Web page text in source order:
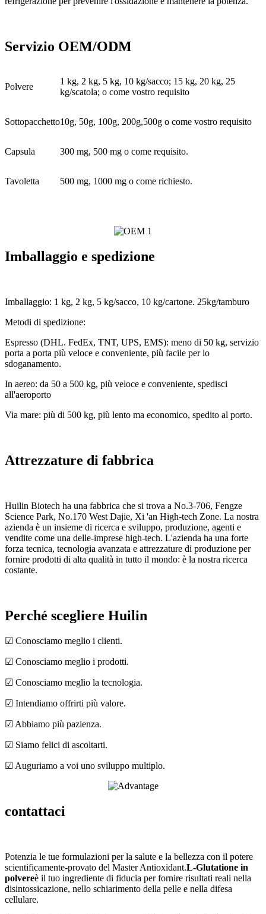
Servizio OEM/ODM
Polvere
1 kg, 2 kg, 5 kg, 10 kg/sacco; 15 kg, 20 kg, 25
kg/scatola; o come vostro requisito
Sottopacchetto10g, 50g, 100g, 200g,500g o come vostro requisito
Capsula 300 mg, 500 mg o come requisito.
Tavoletta 500 mg, 1000 mg o come richiesto.
Imballaggio e spedizione
Imballaggio: 1 kg, 2 kg, 5 kg/sacco, 10 kg/cartone. 25kg/tamburo
Metodi di spedizione:
Espresso (DHL. FedEx, TNT, UPS, EMS): meno di 50 kg, servizio
porta a porta più veloce e conveniente, più facile per lo
sdoganamento.
In aereo: da 50 a 500 kg, più veloce e conveniente, spedisci
all'aeroporto
Via mare: più di 500 kg, più lento ma economico, spedito al porto.
Attrezzature di fabbrica
Huilin Biotech ha una fabbrica che si trova a No.3-706, Fengze
Science Park, No.170 West Dajie, Xi 'an High-tech Zone. La nostra
azienda è un insieme di ricerca e sviluppo, produzione, agenti e
vendite come una delle-imprese high-tech. L'azienda ha una forte
forza tecnica, tecnologia avanzata e attrezzature di produzione per
fornire prodotti di alta qualità in tutto il mondo: è la nostra ricerca
costante.
Perché scegliere Huilin
☑ Conosciamo meglio i clienti.
☑ Conosciamo meglio i prodotti.
☑ Conosciamo meglio la tecnologia.
☑ Intendiamo offrirti più valore.
☑ Abbiamo più pazienza.
☑ Siamo felici di ascoltarti.
☑ Auguriamo a voi uno sviluppo multiplo.
contattaci
Potenzia le tue formulazioni per la salute e la bellezza con il potere
scientificamente-provato del Master Antioxidant.L-Glutatione in
polvereè il tuo ingrediente di fiducia per fornire risultati reali nella
disintossicazione, nello schiarimento della pelle e nella difesa
cellulare.